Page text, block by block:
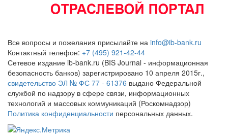
Все вопросы и пожелания присылайте на info@ib-bank.ru
Контактный телефон: +7 (495) 921-42-44
Сетевое издание ib-bank.ru (BIS Journal - информационная
безопасность банков) зарегистрировано 10 апреля 2015г.,
свидетельство ЭЛ № ФС 77 - 61376 выдано Федеральной
службой по надзору в сфере связи, информационных
технологий и массовых коммуникаций (Роскомнадзор)
Политика конфиденциальности персональных данных.